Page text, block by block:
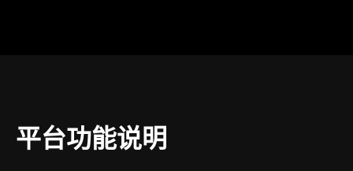
平台功能说明